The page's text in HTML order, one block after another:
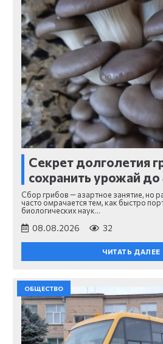
Секрет долголетия
сохранить урожай
Сбор грибов — азартное занятие, но
часто омрачается тем, как быстро
биологических наук…
08.08.2026 32
ЧИТАТЬ ДАЛЕЕ
ОБЩЕСТВО